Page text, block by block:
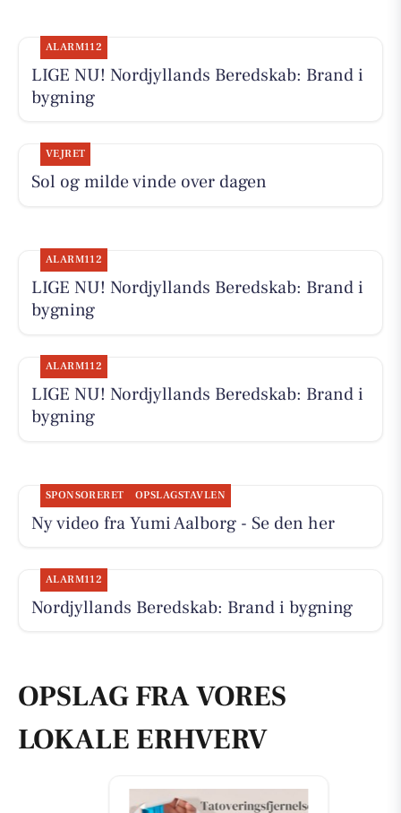
ALARM112
LIGE NU! Nordjyllands Beredskab: Brand i
bygning
VEJRET
Sol og milde vinde over dagen
ALARM112
LIGE NU! Nordjyllands Beredskab: Brand i
bygning
ALARM112
LIGE NU! Nordjyllands Beredskab: Brand i
bygning
SPONSORERET OPSLAGSTAVLEN
Ny video fra Yumi Aalborg - Se den her
ALARM112
Nordjyllands Beredskab: Brand i bygning
OPSLAG FRA VORES
LOKALE ERHVERV